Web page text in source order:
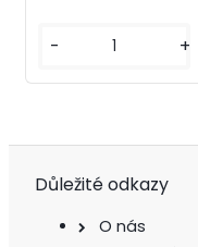
- +
Důležité odkazy
O nás